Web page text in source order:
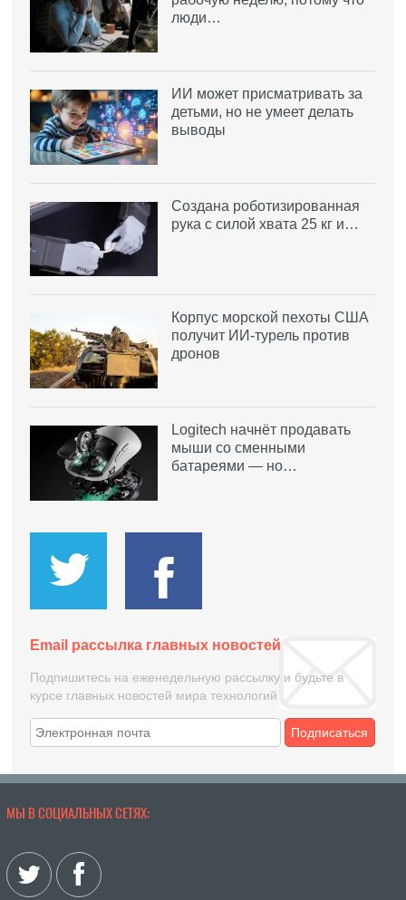
люди…
ИИ может присматривать за
детьми, но не умеет делать
выводы
Создана роботизированная
рука с силой хвата 25 кг и…
Корпус морской пехоты США
получит ИИ-турель против
дронов
Logitech начнёт продавать
мыши со сменными
батареями — но…
Email рассылка главных новостей
Подпишитесь на еженедельную рассылку и будьте в
курсе главных новостей мира технологий
Подписаться
МЫ В СОЦИАЛЬНЫХ СЕТЯХ: